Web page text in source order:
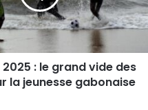
: le grand vide des
la jeunesse gabonaise